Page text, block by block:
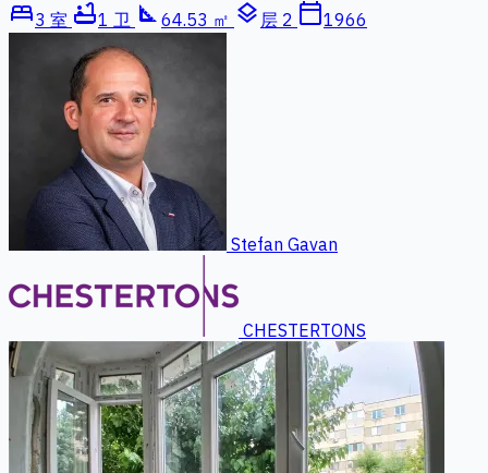
bed3 室 bathtub1 卫 square_foot 64.53 ㎡ layers 层 2 calendar_today1966
Stefan Gavan
CHESTERTONS